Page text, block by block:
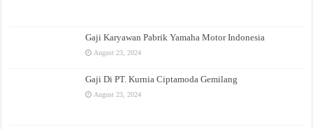
Gaji Karyawan Pabrik Yamaha Motor Indonesia
August 23, 2024
Gaji Di PT. Kurnia Ciptamoda Gemilang
August 23, 2024